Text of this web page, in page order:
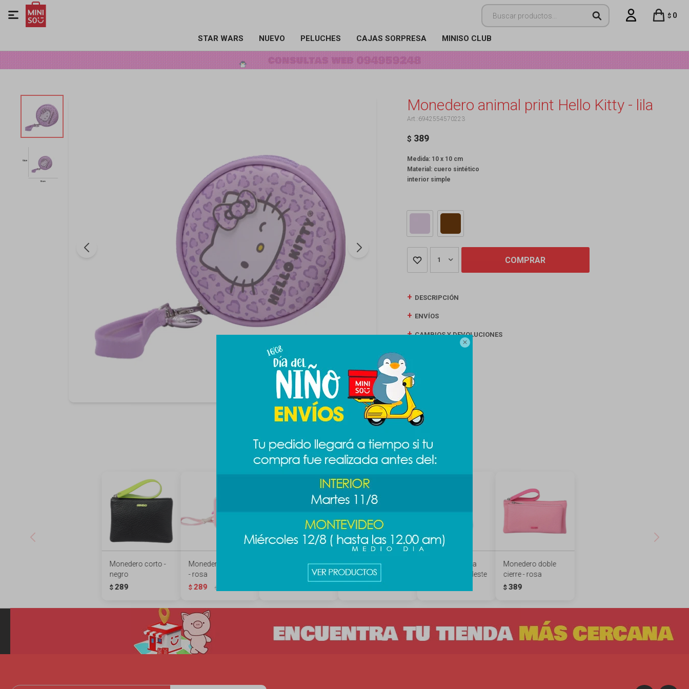

STAR WARS NUEVO PELUCHES CAJAS SORPRESA MINISO CLUB
$ 0

Monedero animal print Hello Kitty - lila
6942554570223
$ 389
Medida: 10 x 10 cm
Material: cuero sintético
interior simple
1 COMPRAR
DESCRIPCIÓN
ENVÍOS
CAMBIOS Y DEVOLUCIONES
Productos que te pueden interesar
Monedero corto -
negro
$ 289
Monedero silicona
- rosa
$ 289 $
Monedero future -
Llavero mochila
graffiti - diseño 3
Llavero mochila
animalitos - celeste
Monedero doble
cierre - rosa
$ 389